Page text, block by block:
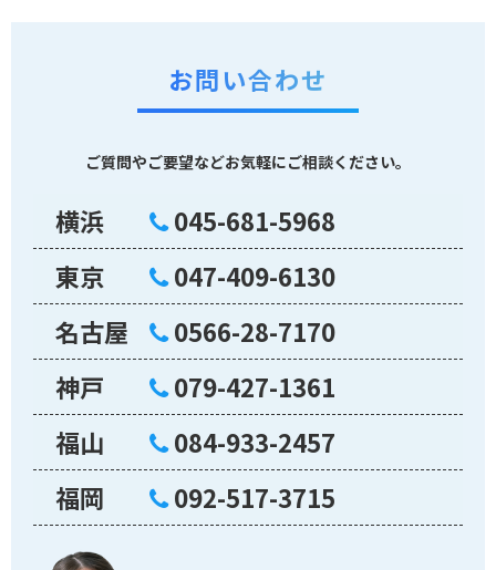
お問い合わせ
ご質問やご要望などお気軽にご相談ください。
横浜
045-681-5968
東京
047-409-6130
名古屋
0566-28-7170
神戸
079-427-1361
福山
084-933-2457
福岡
092-517-3715